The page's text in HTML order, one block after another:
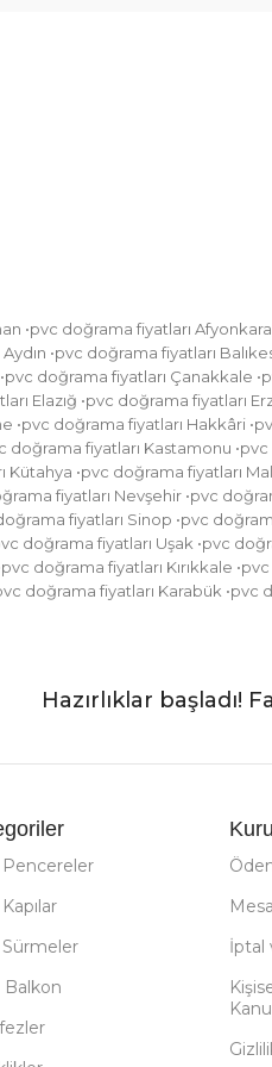
•pvc doğrama fiyatları
•pvc doğrama fiyatları
doğrama fiyatları Çanakkale
Elazığ •pvc doğrama fiyatları
•pvc doğrama fiyatları Hakkâri
fiyatları Kastamonu
•pvc doğrama fiyatları
fiyatları Nevşehir •pvc
fiyatları Sinop •pvc
doğrama fiyatları Uşak •pvc
doğrama fiyatları Kırıkkale
doğrama fiyatları Karabük
Hazırlıklar başladı!
Pencereler
Sürmeler
Balkon
İptal